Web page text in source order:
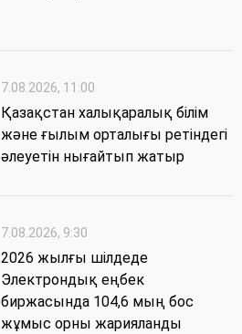
7.08.2026, 11:00
Қазақстан халықаралық білім
және ғылым орталығы ретіндегі
әлеуетін нығайтып жатыр
7.08.2026, 9:30
2026 жылғы шілдеде
Электрондық еңбек
биржасында 104,6 мың бос
жұмыс орны жарияланды